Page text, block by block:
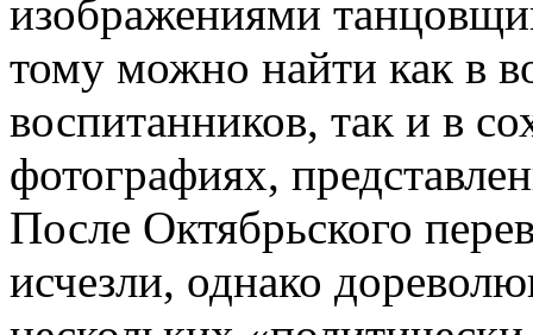
изображениями
тому можно найти как в
воспитанников, так и в
фотографиях,
После Октябрьского
исчезли, однако